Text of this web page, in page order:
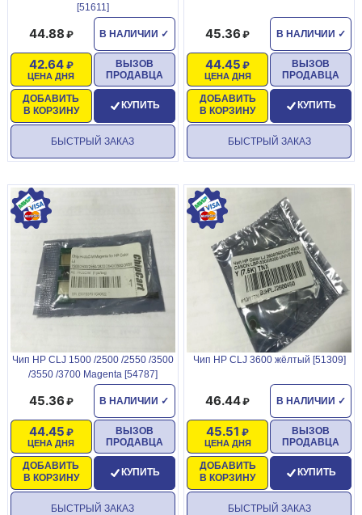
[51611]
В НАЛИЧИИ ✓
44.88
ЦЕНА ДНЯ
42.64
ДОБАВИТЬ
В КОРЗИНУ
ВЫЗОВ
ПРОДАВЦА
КУПИТЬ
БЫСТРЫЙ ЗАКАЗ
В НАЛИЧИИ ✓
45.36
ЦЕНА ДНЯ
44.45
ДОБАВИТЬ
В КОРЗИНУ
ВЫЗОВ
ПРОДАВЦА
КУПИТЬ
БЫСТРЫЙ ЗАКАЗ
Чип HP CLJ 1500 /2500 /2550 /3500
/3550 /3700 Magenta [54787]
В НАЛИЧИИ ✓
45.36
ЦЕНА ДНЯ
44.45
ДОБАВИТЬ
В КОРЗИНУ
ВЫЗОВ
ПРОДАВЦА
КУПИТЬ
БЫСТРЫЙ ЗАКАЗ
Чип HP CLJ 3600 жёлтый [51309]
В НАЛИЧИИ ✓
46.44
ЦЕНА ДНЯ
45.51
ДОБАВИТЬ
В КОРЗИНУ
ВЫЗОВ
ПРОДАВЦА
КУПИТЬ
БЫСТРЫЙ ЗАКАЗ